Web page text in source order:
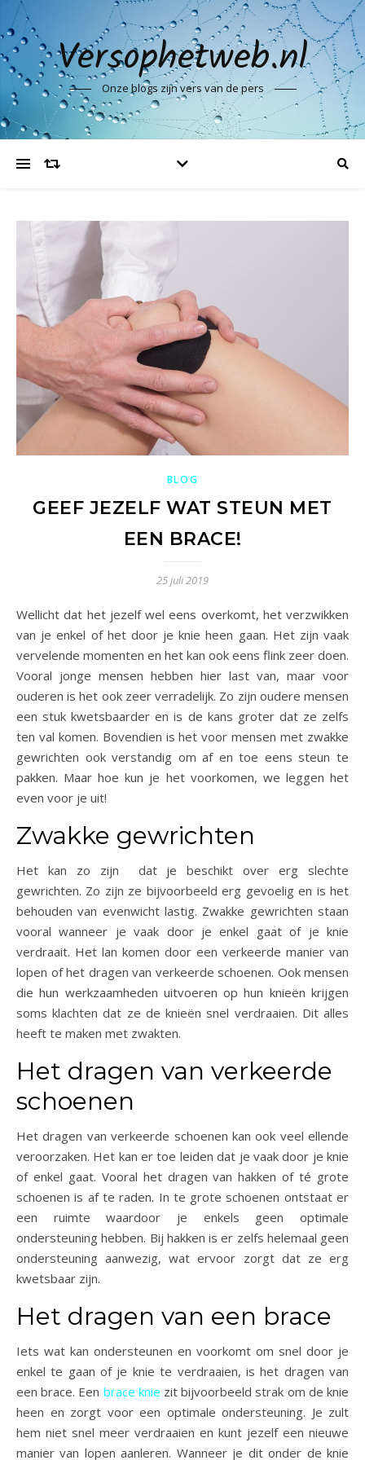
Versophetweb.nl
Onze blogs zijn vers van de pers
BLOG
GEEF JEZELF WAT STEUN MET
EEN BRACE!
25 juli 2019
Wellicht dat het jezelf wel eens overkomt, het verzwikken
van je enkel of het door je knie heen gaan. Het zijn vaak
vervelende momenten en het kan ook eens flink zeer doen.
Vooral jonge mensen hebben hier last van, maar voor
ouderen is het ook zeer verradelijk. Zo zijn oudere mensen
een stuk kwetsbaarder en is de kans groter dat ze zelfs
ten val komen. Bovendien is het voor mensen met zwakke
gewrichten ook verstandig om af en toe eens steun te
pakken. Maar hoe kun je het voorkomen, we leggen het
even voor je uit!
Zwakke gewrichten
Het kan zo zijn dat je beschikt over erg slechte
gewrichten. Zo zijn ze bijvoorbeeld erg gevoelig en is het
behouden van evenwicht lastig. Zwakke gewrichten staan
vooral wanneer je vaak door je enkel gaat of je knie
verdraait. Het lan komen door een verkeerde manier van
lopen of het dragen van verkeerde schoenen. Ook mensen
die hun werkzaamheden uitvoeren op hun knieën krijgen
soms klachten dat ze de knieën snel verdraaien. Dit alles
heeft te maken met zwakten.
Het dragen van verkeerde
schoenen
Het dragen van verkeerde schoenen kan ook veel ellende
veroorzaken. Het kan er toe leiden dat je vaak door je knie
of enkel gaat. Vooral het dragen van hakken of té grote
schoenen is af te raden. In te grote schoenen ontstaat er
een ruimte waardoor je enkels geen optimale
ondersteuning hebben. Bij hakken is er zelfs helemaal geen
ondersteuning aanwezig, wat ervoor zorgt dat ze erg
kwetsbaar zijn.
Het dragen van een brace
Iets wat kan ondersteunen en voorkomt om snel door je
enkel te gaan of je knie te verdraaien, is het dragen van
een brace. Een brace knie zit bijvoorbeeld strak om de knie
heen en zorgt voor een optimale ondersteuning. Je zult
hem niet snel meer verdraaien en kunt jezelf een nieuwe
manier van lopen aanleren. Wanneer je dit onder de knie